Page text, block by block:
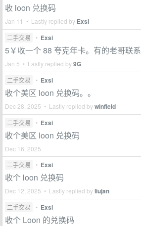
收 loon 兑换码
Jan 11 • Lastly replied by Exsi
二手交易 • Exsi
5￥收一个 88 夸克年卡。有的老哥联系
Jan 5 • Lastly replied by9G
二手交易 • Exsi
收个美区 loon 兑换码。。
Dec 28, 2025 • Lastly replied bywinfield
二手交易 • Exsi
收个美区 loon 兑换码
Dec 16, 2025
二手交易
• Exsi
收个 loon 兑换码
Dec 12, 2025 • Lastly replied byliujan
二手交易 • Exsi
收个 Loon 的兑换码